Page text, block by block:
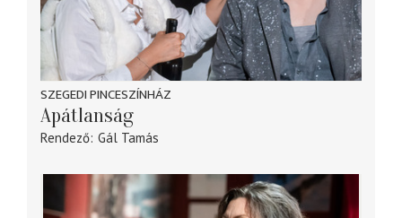
SZEGEDI PINCESZÍNHÁZ
Apátlanság
Rendező Gál Tamás